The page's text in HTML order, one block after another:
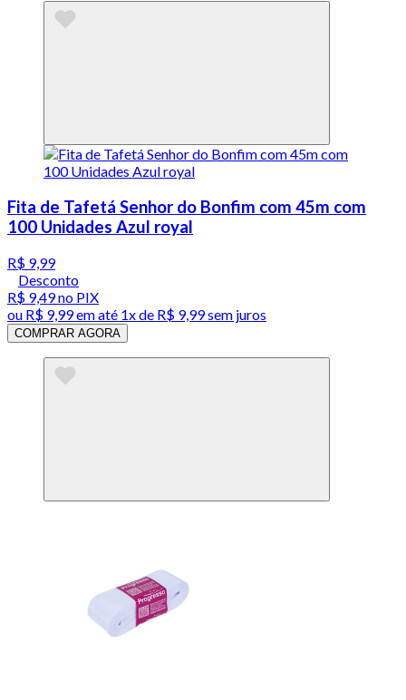
Fita de Tafetá Senhor do Bonfim com 45m com
100 Unidades Azul royal
R$ 9,99
Desconto
R$ 9,49no PIX
ou R$ 9,99em até 1x de R$ 9,99sem juros
COMPRAR AGORA